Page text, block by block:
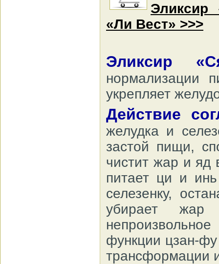
Эликсир
«Ли Вест» >>>
Эликсир
нормализации
укрепляет
Действие
желудка и
застой пищи,
чистит жар и яд
питает ци и
селезенку,
убирает
функции цзан-
трансформации